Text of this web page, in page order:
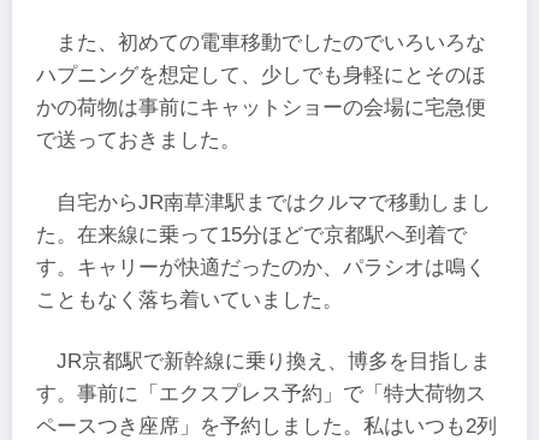
また、初めての電車移動でしたのでいろいろな
ハプニングを想定して、少しでも身軽にとそのほ
かの荷物は事前にキャットショーの会場に宅急便
で送っておきました。
自宅からJR南草津駅まではクルマで移動しまし
た。在来線に乗って15分ほどで京都駅へ到着で
す。キャリーが快適だったのか、パラシオは鳴く
こともなく落ち着いていました。
JR京都駅で新幹線に乗り換え、博多を目指しま
す。事前に「エクスプレス予約」で「特大荷物ス
ペースつき座席」を予約しました。私はいつも2列